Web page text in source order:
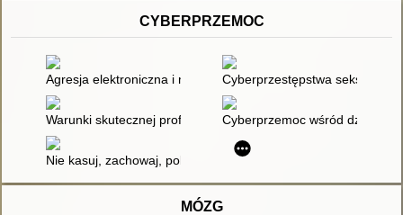
CYBERPRZEMOC
Agresja elektroniczna i mobbing elektroniczny gimnazjalistów
Cyberprzestępstwa seksualne
Warunki skutecznej profilaktyki cyberprzemocy rówieśniczej
Cyberprzemoc wśród dzieci i
Nie kasuj, zachowaj, pokaż - profilaktyka i przeciwdziałanie
MÓZG